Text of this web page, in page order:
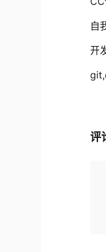
自
开
评